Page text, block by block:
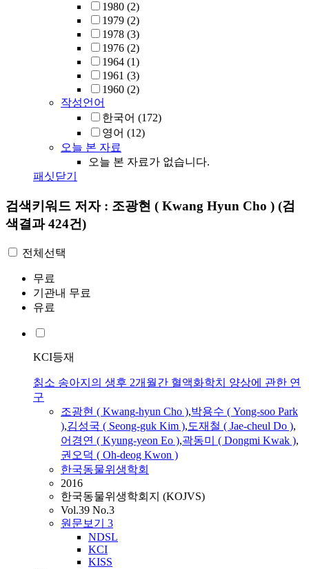
1980 (2)
1979 (2)
1978 (3)
1976 (2)
1964 (1)
1961 (3)
1960 (2)
작성언어
한국어 (172)
영어 (12)
오늘 본 자료
오늘 본 자료가 없습니다.
패싯닫기
검색키워드 저자 : 조광현 ( Kwang Hyun Cho ) (검
색결과 424건)
전체선택
무료
기관내 무료
유료
KCI등재
칡소 송아지의 생후 2개월간 혈액화학치 양상에 관한 연
구
조광현 ( Kwang-hyun Cho ),박용수 ( Yong-soo Park
),김성국 ( Seong-guk Kim ),도재철 ( Jae-cheul Do ),
어경연 ( Kyung-yeon Eo ),곽동미 ( Dongmi Kwak ),
권오덕 ( Oh-deog Kwon )
한국동물위생학회
2016
한국동물위생학회지 (KOJVS)
Vol.39 No.3
원문보기 3
NDSL
KCI
KISS